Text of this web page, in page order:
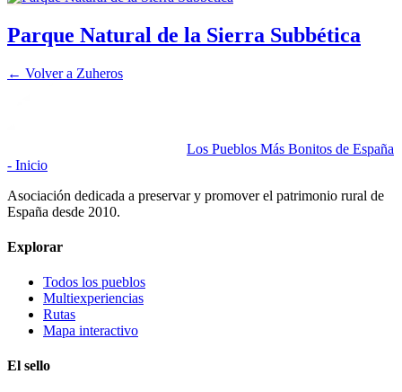
Parque Natural de la Sierra Subbética
← Volver a Zuheros
Los Pueblos Más Bonitos de España
- Inicio
Asociación dedicada a preservar y promover el patrimonio rural de
España desde 2010.
Explorar
Todos los pueblos
Multiexperiencias
Rutas
Mapa interactivo
El sello